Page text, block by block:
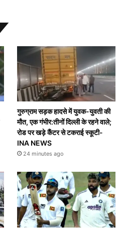
गुरुग्राम सड़क हादसे में युवक-युवती की
मौत, एक गंभीर:तीनों दिल्ली के रहने वाले;
रोड पर खड़े कैंटर से टकराई स्कूटी-
INA NEWS
24 minutes ago